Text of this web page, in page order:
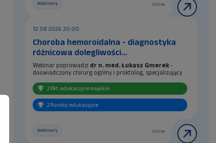
Webinary Online
12.08.2026 20:00
Choroba hemoroidalna - diagnostyka
różnicowa dolegliwości
proktologicznych
Webinar poprowadzi dr n. med. Łukasz Gmerek -
doświadczony chirurg ogólny i proktolog, specjalizujący
pokarmowego, kanału odbytu i odbytnicy.
Za...
2 Pkt. edukacyjne miękkie
2 Punkty edukacyjne
Webinary Online